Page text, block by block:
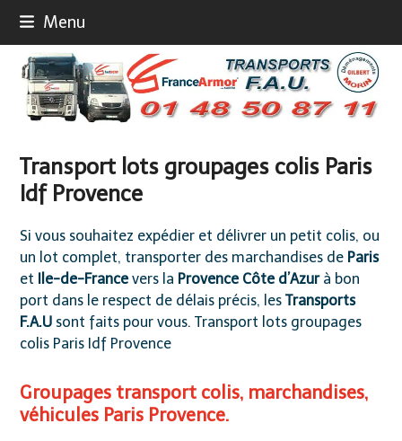
content
Menu
Transport lots groupages colis Paris
Idf Provence
Si vous souhaitez expédier et délivrer un petit colis, ou
un lot complet, transporter des marchandises de Paris
et Ile-de-Francevers la Provence Côte d’Azurà bon
port dans le respect de délais précis, lesTransports
F.A.U sont faits pour vous. Transport lots groupages
colis Paris Idf Provence
Groupages transport colis, marchandises,
véhicules Paris Provence.